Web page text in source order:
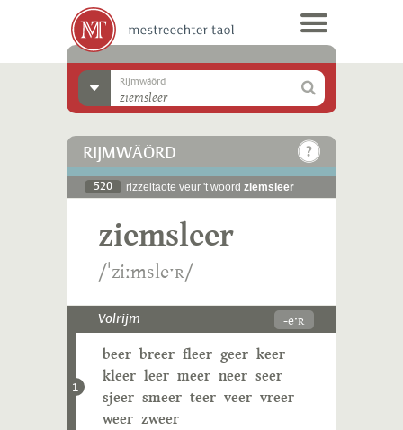
Rijmwäörd
RIJMWÄÖRD
520 rizzeltaote veur 't woord ziemsleer
ziemsleer
/ˈziːmsleˑʀ/
Volrijm -eˑʀ
1
beer breer fleer geer keer
kleer leer meer neer seer
sjeer smeer teer veer vreer
weer zweer